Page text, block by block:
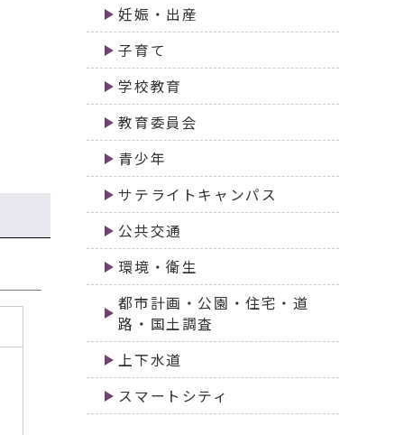
妊娠・出産
子育て
学校教育
教育委員会
青少年
サテライトキャンパス
公共交通
環境・衛生
都市計画・公園・住宅・道
路・国土調査
上下水道
スマートシティ